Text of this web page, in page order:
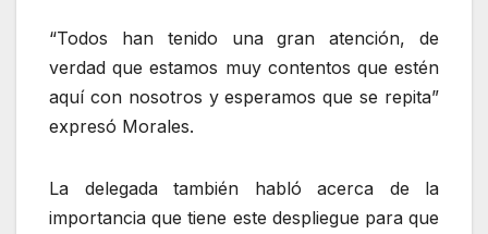
“Todos han tenido una gran atención, de
verdad que estamos muy contentos que estén
aquí con nosotros y esperamos que se repita”
expresó Morales.
La delegada también habló acerca de la
importancia que tiene este despliegue para que